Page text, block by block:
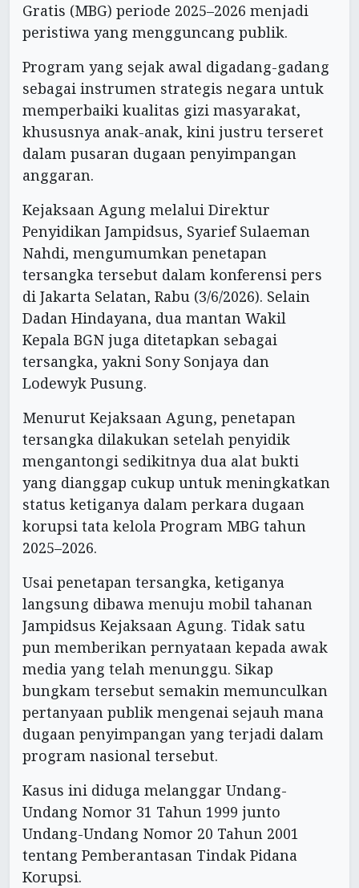
Gratis (MBG) periode 2025–2026 menjadi
peristiwa yang mengguncang publik.
Program yang sejak awal digadang-gadang
sebagai instrumen strategis negara untuk
memperbaiki kualitas gizi masyarakat,
khususnya anak-anak, kini justru terseret
dalam pusaran dugaan penyimpangan
anggaran.
Kejaksaan Agung melalui Direktur
Penyidikan Jampidsus, Syarief Sulaeman
Nahdi, mengumumkan penetapan
tersangka tersebut dalam konferensi pers
di Jakarta Selatan, Rabu (3/6/2026). Selain
Dadan Hindayana, dua mantan Wakil
Kepala BGN juga ditetapkan sebagai
tersangka, yakni Sony Sonjaya dan
Lodewyk Pusung.
Menurut Kejaksaan Agung, penetapan
tersangka dilakukan setelah penyidik
mengantongi sedikitnya dua alat bukti
yang dianggap cukup untuk meningkatkan
status ketiganya dalam perkara dugaan
korupsi tata kelola Program MBG tahun
2025–2026.
Usai penetapan tersangka, ketiganya
langsung dibawa menuju mobil tahanan
Jampidsus Kejaksaan Agung. Tidak satu
pun memberikan pernyataan kepada awak
media yang telah menunggu. Sikap
bungkam tersebut semakin memunculkan
pertanyaan publik mengenai sejauh mana
dugaan penyimpangan yang terjadi dalam
program nasional tersebut.
Kasus ini diduga melanggar Undang-
Undang Nomor 31 Tahun 1999 junto
Undang-Undang Nomor 20 Tahun 2001
tentang Pemberantasan Tindak Pidana
Korupsi.